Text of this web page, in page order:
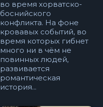
во время хорватско-
боснийского
конфликта. На фоне
кровавых событий, во
время которых гибнет
много ни в чём не
повинных людей,
развивается
романтическая
история...